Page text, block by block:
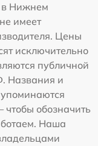
в Нижнем
имеет
Цены
исключительно
публичной
Названия и
обозначить
Наша